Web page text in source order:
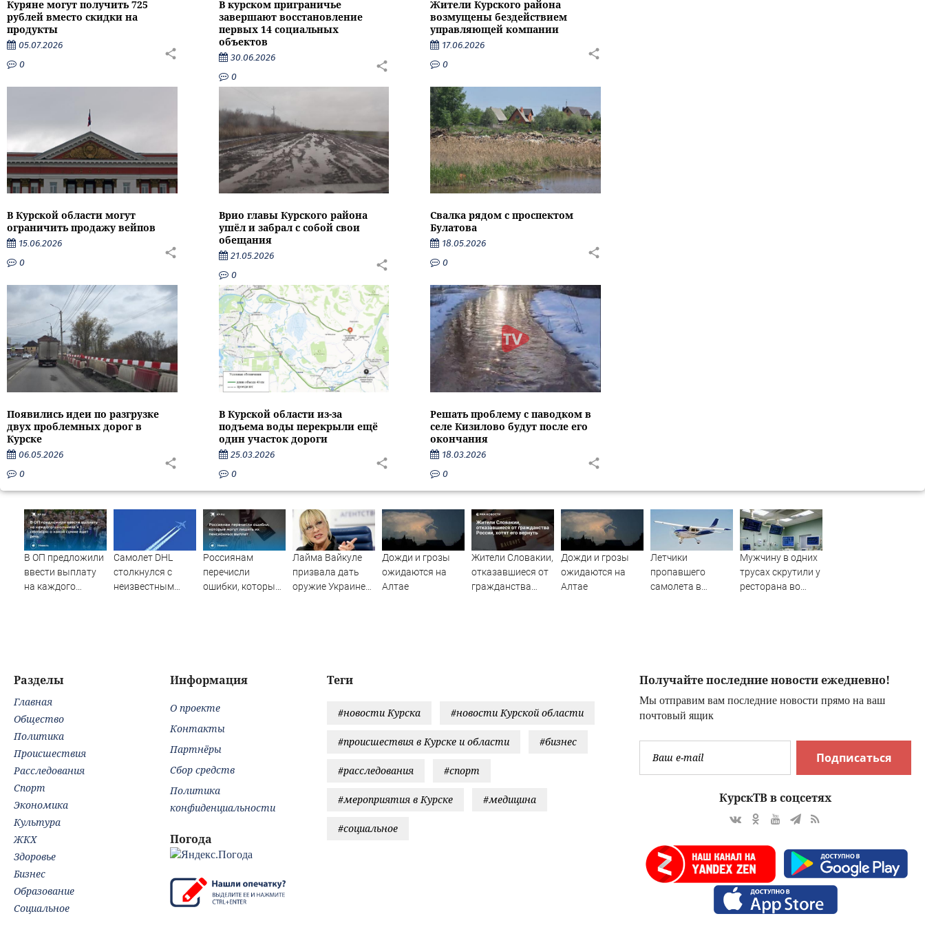
Куряне могут получить 725
рублей вместо скидки на
продукты
05.07.2026
0
В курском приграничье
завершают восстановление
первых 14 социальных
объектов
30.06.2026
0
Жители Курского района
возмущены бездействием
управляющей компании
17.06.2026
0
В Курской области могут
ограничить продажу вейпов
15.06.2026
0
Врио главы Курского района
ушёл и забрал с собой свои
обещания
21.05.2026
0
Свалка рядом с проспектом
Булатова
18.05.2026
0
Появились идеи по разгрузке
двух проблемных дорог в
Курске
06.05.2026
0
В Курской области из-за
подъема воды перекрыли ещё
один участок дороги
25.03.2026
0
Решать проблему с паводком в
селе Кизилово будут после его
окончания
18.03.2026
0
В ОП предложили
ввести выплату
на каждого
Самолет DHL
столкнулся с
неизвестным
Россиянам
перечисли
ошибки, которые
Лайма Вайкуле
призвала дать
оружие Украине
Дожди и грозы
ожидаются на
Алтае
Жители Словакии,
отказавшиеся от
гражданства
Дожди и грозы
ожидаются на
Алтае
Летчики
пропавшего
самолета в
Мужчину в одних
трусах скрутили у
ресторана во
Получайте последние новости ежедневно!
Мы отправим вам последние новости прямо на ваш
почтовый ящик
Подписаться
КурскТВ в соцсетях
Теги
#новости Курска #новости Курской области
#происшествия в Курске и области #бизнес
#расследования #спорт
#мероприятия в Курске #медицина
#социальное
Разделы
Главная
Общество
Политика
Происшествия
Расследования
Спорт
Экономика
Культура
ЖКХ
Здоровье
Бизнес
Образование
Социальное
Информация
О проекте
Контакты
Партнёры
Сбор средств
Политика
конфиденциальности
Погода